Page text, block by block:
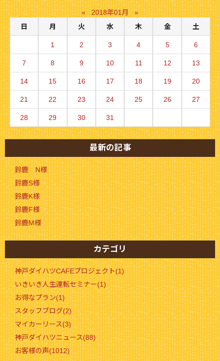
« 2018年01月
»
日
月 火 水 木 金 土
1 2 3 4 5 6
7 8 9 10 11 12 13
14 15 16 17 18 19 20
21 22 23 24 25 26 27
28 29 30 31
最新の記事
鈴鹿 N様
鈴鹿S様
鈴鹿K様
鈴鹿F様
鈴鹿M様
カテゴリ
神戸ダイハツCAFEプロジェクト(1)
いきいき人生運転セミナー(1)
お得なプラン(1)
スタッフブログ(2)
マイカーリース(3)
神戸ダイハツニュース(88)
お客様の声(1012)